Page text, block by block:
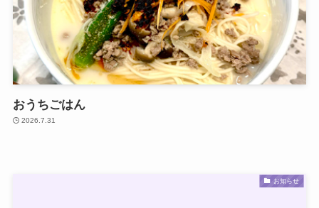
おうちごはん
2026.7.31
お知らせ